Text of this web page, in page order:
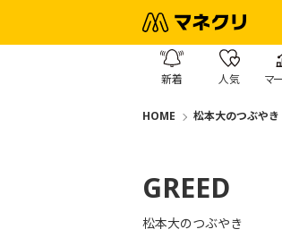
新着 人気 マ
HOME 松本大のつぶやき
GREED
松本大のつぶやき